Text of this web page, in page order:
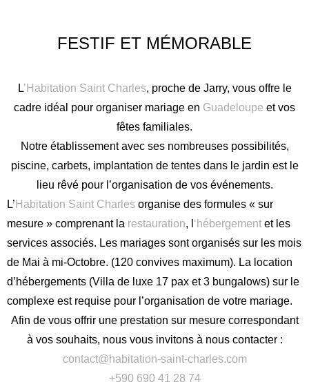
Anglais
Espagnol
Français
Portugais
FESTIF ET MÉMORABLE
L’Habitation Saint Charles, proche de Jarry, vous offre le
cadre idéal pour organiser mariage en Guadeloupe et vos
fêtes familiales.
Notre établissement avec ses nombreuses possibilités,
piscine, carbets, implantation de tentes dans le jardin est le
lieu rêvé pour l’organisation de vos événements.
L’ Habitation Saint Charles organise des formules « sur
mesure » comprenant la restauration, l ‘hébergement et les
services associés. Les mariages sont organisés sur les mois
de Mai à mi-Octobre. (120 convives maximum). La location
d’hébergements (Villa de luxe 17 pax et 3 bungalows) sur le
complexe est requise pour l’organisation de votre mariage.
Afin de vous offrir une prestation sur mesure correspondant
à vos souhaits, nous vous invitons à nous contacter :
contact@habitation-saint-charles.com
+590 690 41 28 74